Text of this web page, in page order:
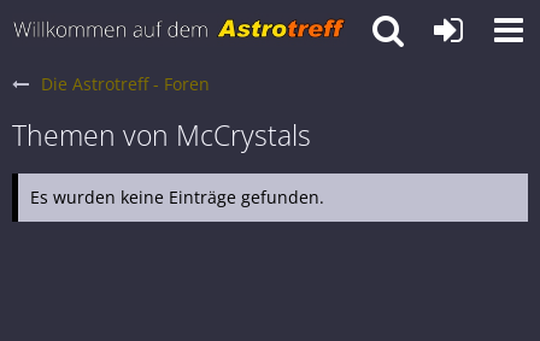
Die Astrotreff - Foren
Themen von McCrystals
Es wurden keine Einträge gefunden.